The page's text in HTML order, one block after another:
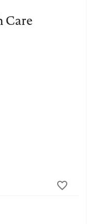
Care